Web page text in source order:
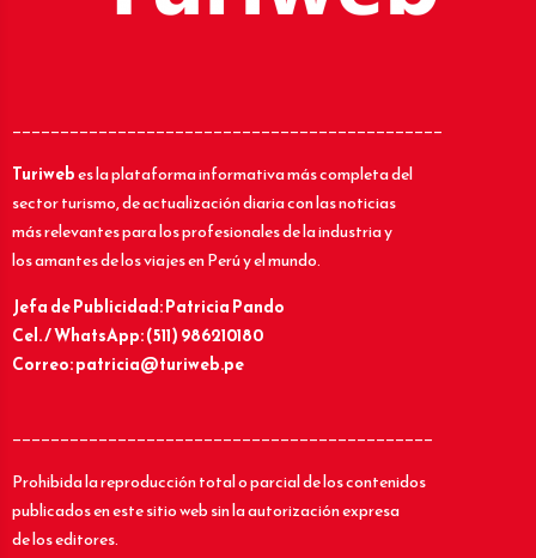
_____________________________________________
Turiwebes la plataforma informativa más completa del
sector turismo, de actualización diaria con las noticias
más relevantes para los profesionales de la industria y
los amantes de los viajes en Perú y el mundo.
Jefa de Publicidad: Patricia Pando
Cel. / WhatsApp: (511) 986210180
Correo: patricia@turiweb.pe
____________________________________________
Prohibida la reproducción total o parcial de los contenidos
publicados en este sitio web sin la autorización expresa
de los editores.